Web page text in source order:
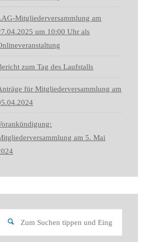
Mitgliederversammlung am
um 10:00 Uhr als
zum Tag des Laufstalls
für Mitgliederversammlung am
am 5. Mai
Suchen